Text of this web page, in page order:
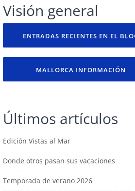
Visión general
ENTRADAS RECIENTES EN EL
MALLORCA INFORMACIÓN
Últimos artículos
Edición Vistas al Mar
Donde otros pasan sus vacaciones
Temporada de verano 2026